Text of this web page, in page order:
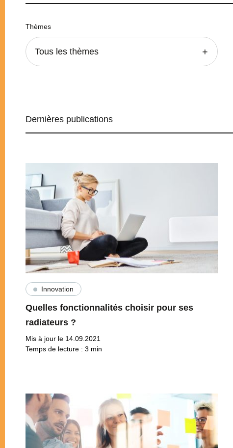
Thèmes
Tous les thèmes
Dernières publications
Innovation
Quelles fonctionnalités choisir pour ses
radiateurs ?
Mis à jour le 14.09.2021
Temps de lecture : 3 min